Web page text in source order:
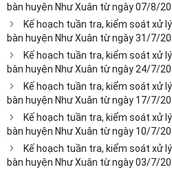
bàn huyện Như Xuân từ ngày 07/8/
Kế hoạch tuần tra, kiểm soát xử
bàn huyện Như Xuân từ ngày 31/7/
Kế hoạch tuần tra, kiểm soát xử
bàn huyện Như Xuân từ ngày 24/7/
Kế hoạch tuần tra, kiểm soát xử
bàn huyện Như Xuân từ ngày 17/7/
Kế hoạch tuần tra, kiểm soát xử
bàn huyện Như Xuân từ ngày 10/7/
Kế hoạch tuần tra, kiểm soát xử
bàn huyện Như Xuân từ ngày 03/7/